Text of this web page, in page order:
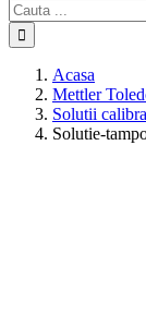
Cautare...
Acasa
Mettler
Solutii
Solutie-